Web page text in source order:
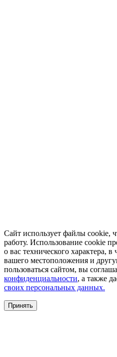
Сайт использует файлы cookie,
работу. Использование cookie
о вас технического характера, в
вашего местоположения и
пользоваться сайтом, вы
конфиденциальности, а также
своих персональных данных.
Принять